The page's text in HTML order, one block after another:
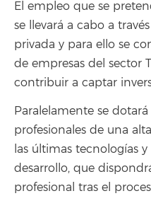
El empleo que se
se llevará a cabo a
privada y para ello se
de empresas del sector
contribuir a captar
Paralelamente se
profesionales de una
las últimas tecnologías
desarrollo, que
profesional tras el